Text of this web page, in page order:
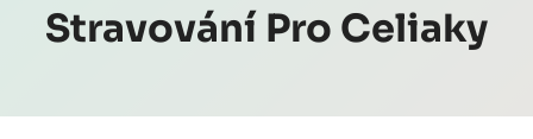
Stravování Pro Celiaky